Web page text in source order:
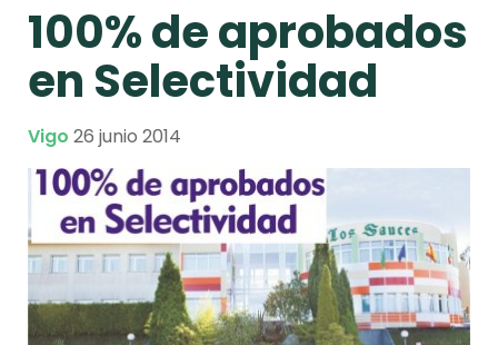
100% de aprobados
en Selectividad
Vigo 26 junio 2014